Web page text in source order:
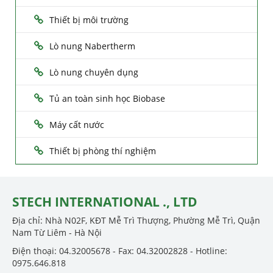
Thiết bị môi trường
Lò nung Nabertherm
Lò nung chuyên dụng
Tủ an toàn sinh học Biobase
Máy cất nước
Thiết bị phòng thí nghiệm
STECH INTERNATIONAL ., LTD
Địa chỉ: Nhà N02F, KĐT Mễ Trì Thượng, Phường Mễ Trì, Quận
Nam Từ Liêm - Hà Nội
Điện thoại: 04.32005678 - Fax: 04.32002828 - Hotline:
0975.646.818